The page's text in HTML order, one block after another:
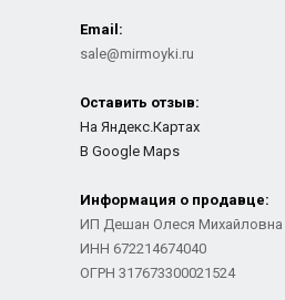
Email:
sale@mirmoyki.ru
Оставить отзыв:
На Яндекс.Картах
В Google Maps
Информация о продавце:
ИП Дешан Олеся Михайловна
ИНН 672214674040
ОГРН 317673300021524